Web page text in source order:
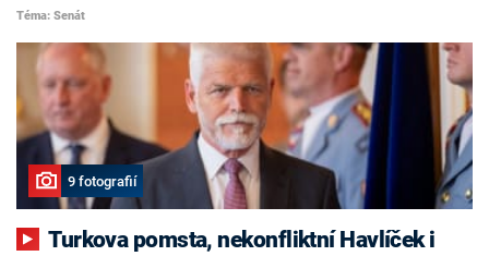
Téma: Senát
9 fotografií
Turkova pomsta, nekonfliktní Havlíček i